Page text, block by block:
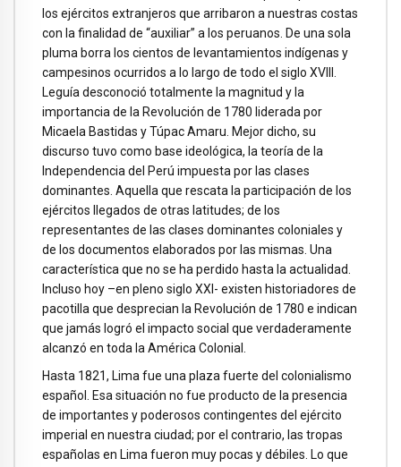
los ejércitos extranjeros que arribaron a nuestras costas
con la finalidad de “auxiliar” a los peruanos. De una sola
pluma borra los cientos de levantamientos indígenas y
campesinos ocurridos a lo largo de todo el siglo XVIII.
Leguía desconoció totalmente la magnitud y la
importancia de la Revolución de 1780 liderada por
Micaela Bastidas y Túpac Amaru. Mejor dicho, su
discurso tuvo como base ideológica, la teoría de la
Independencia del Perú impuesta por las clases
dominantes. Aquella que rescata la participación de los
ejércitos llegados de otras latitudes; de los
representantes de las clases dominantes coloniales y
de los documentos elaborados por las mismas. Una
característica que no se ha perdido hasta la actualidad.
Incluso hoy –en pleno siglo XXI- existen historiadores de
pacotilla que desprecian la Revolución de 1780 e indican
que jamás logró el impacto social que verdaderamente
alcanzó en toda la América Colonial.
Hasta 1821, Lima fue una plaza fuerte del colonialismo
español. Esa situación no fue producto de la presencia
de importantes y poderosos contingentes del ejército
imperial en nuestra ciudad; por el contrario, las tropas
españolas en Lima fueron muy pocas y débiles. Lo que